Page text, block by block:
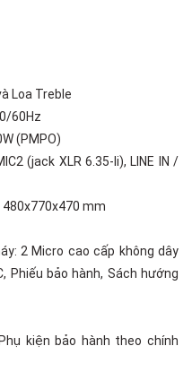
Loa Treble
60Hz
(PMPO)
(jack XLR 6.35-li), LINE IN /
mm
2 Micro cao cấp không dây
Phiếu bảo hành, Sách hướng
kiện bảo hành theo chính